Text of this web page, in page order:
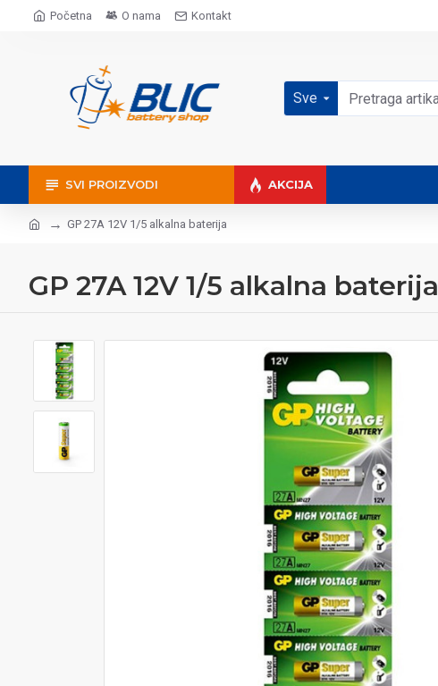
Početna O nama Kontakt
Sve
SVI PROIZVODI AKCIJA
GP 27A 12V 1/5 alkalna baterija
GP 27A 12V 1/5 alkalna baterija